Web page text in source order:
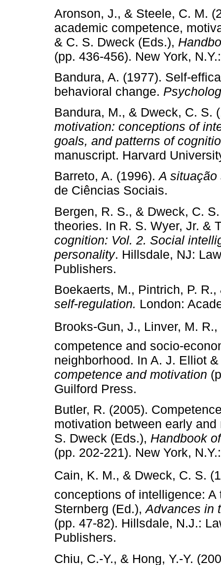
Aronson, J., & Steele, C. M.
academic competence,
& C. S. Dweck (Eds.),
(pp. 436­‑456). New York,
Bandura, A. (1977).
behavioral change.
Bandura, M., & Dweck, C. S.
motivation: conceptions of
goals, and patterns of
manuscript. Harvard
Barreto, A. (1996).A situação
de Ciências Sociais.
Bergen, R. S., & Dweck, C.
theories. In R. S. Wyer, Jr. &
cognition: Vol. 2. Social
personality. Hillsdale, NJ:
Publishers.
Boekaerts, M., Pintrich, P.
self­‑regulation. London:
Brooks­‑Gun, J., Linver, M.
competence and
neighborhood. In A. J. Elliot
competence and motivation
Guilford Press.
Butler, R. (2005).
motivation between early
S. Dweck (Eds.), Handbook
(pp. 202­‑221). New York,
Cain, K. M., & Dweck, C. S.
conceptions of intelligence:
Sternberg (Ed.),Advances in
(pp. 47­‑82). Hillsdale, N.J.:
Publishers.
Chiu, C.‑Y., & Hong, Y.‑Y.